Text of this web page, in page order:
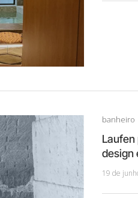
banheiro
Laufen
design
19 de